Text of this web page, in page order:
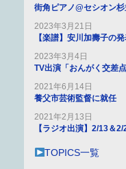
街角ピアノ@セシオン
2023年3月21日
【楽譜】安川加壽子の
2023年3月4日
TV出演「おんがく交差
2021年6月14日
養父市芸術監督に就任
2021年2月13日
【ラジオ出演】2/13＆
TOPICS一覧